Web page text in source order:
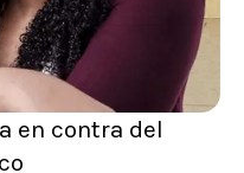
en contra del